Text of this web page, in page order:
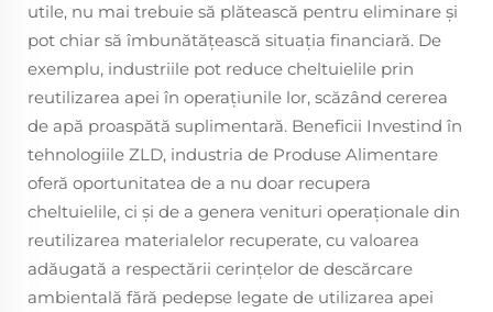
utile, nu mai trebuie să plătească pentru eliminare și
pot chiar să îmbunătățească situația financiară. De
exemplu, industriile pot reduce cheltuielile prin
reutilizarea apei în operațiunile lor, scăzând cererea
de apă proaspătă suplimentară. Beneficii Investind în
tehnologiile ZLD, industria de Produse Alimentare
oferă oportunitatea de a nu doar recupera
cheltuielile, ci și de a genera venituri operaționale din
reutilizarea materialelor recuperate, cu valoarea
adăugată a respectării cerințelor de descărcare
ambientală fără pedepse legate de utilizarea apei